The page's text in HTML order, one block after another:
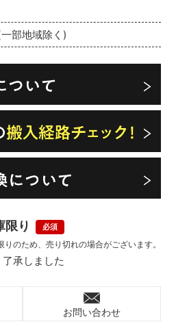
部地域除く)
限り
了承しました
りのため、売り切れの場合がございます。
お問い合わせ